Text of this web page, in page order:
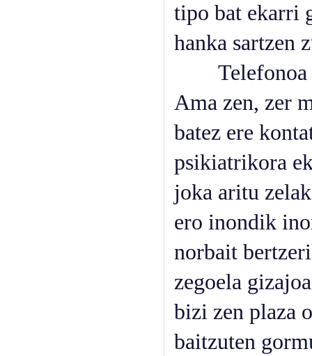
tipo bat ekarri
hanka sartzen
Telefonoa
Ama zen, zer
batez ere
psikiatrikora
joka aritu
ero inondik
norbait
zegoela
bizi zen plaza
baitzuten